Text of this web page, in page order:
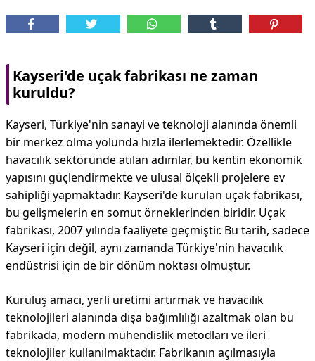
Kayseri'de uçak fabrikası ne zaman
kuruldu?
Kayseri, Türkiye'nin sanayi ve teknoloji alanında önemli
bir merkez olma yolunda hızla ilerlemektedir. Özellikle
havacılık sektöründe atılan adımlar, bu kentin ekonomik
yapısını güçlendirmekte ve ulusal ölçekli projelere ev
sahipliği yapmaktadır. Kayseri'de kurulan uçak fabrikası,
bu gelişmelerin en somut örneklerinden biridir. Uçak
fabrikası, 2007 yılında faaliyete geçmiştir. Bu tarih, sadece
Kayseri için değil, aynı zamanda Türkiye'nin havacılık
endüstrisi için de bir dönüm noktası olmuştur.
Kuruluş amacı, yerli üretimi artırmak ve havacılık
teknolojileri alanında dışa bağımlılığı azaltmak olan bu
fabrikada, modern mühendislik metodları ve ileri
teknolojiler kullanılmaktadır. Fabrikanın açılmasıyla